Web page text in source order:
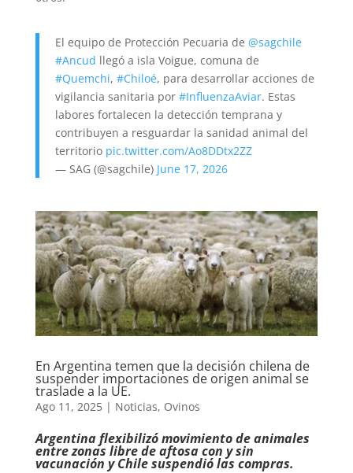
El equipo de Protección Pecuaria de @sagchile
#Ancud llegó a isla Voigue, comuna de
#Quemchi, #Chiloé, para desarrollar acciones de
vigilancia sanitaria por #InfluenzaAviar. Estas
labores fortalecen la detección temprana y
contribuyen a resguardar la sanidad animal del
territorio pic.twitter.com/Ao8DDtx2ZZ
— SAG (@sagchile) June 17, 2026
En Argentina temen que la decisión chilena de
suspender importaciones de origen animal se
traslade a la UE.
Ago 11, 2025| Noticias, Ovinos
Argentina flexibilizó movimiento de animales
entre zonas libre de aftosa con y sin
vacunación y Chile suspendió las compras.